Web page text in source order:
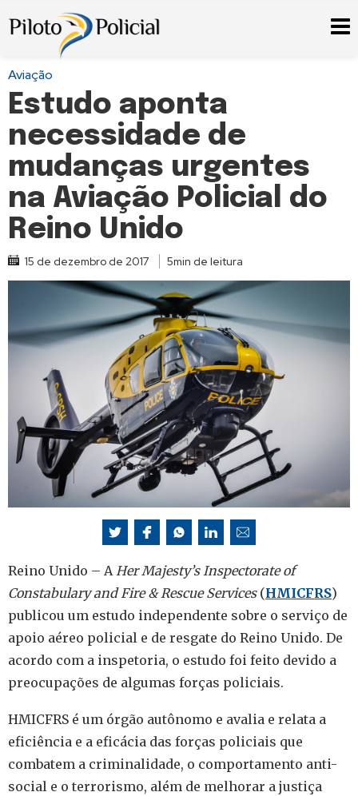
Aviação
Estudo aponta
necessidade de
mudanças urgentes
na Aviação Policial do
Reino Unido
15 de dezembro de 2017 5min de leitura
Reino Unido – AHer Majesty’s Inspectorate of
Constabulary and Fire & Rescue Services(HMICFRS)
publicou um estudo independente sobre o serviço de
apoio aéreo policial e de resgate do Reino Unido. De
acordo com a inspetoria, o estudo foi feito devido a
preocupações de algumas forças policiais.
HMICFRS é um órgão autônomo e avalia e relata a
eficiência e a eficácia das forças policiais que
combatem a criminalidade, o comportamento anti-
social e o terrorismo, além de melhorar a justiça